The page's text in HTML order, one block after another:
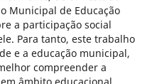
Municipal de Educação
a participação social
Para tanto, este trabalho
e a educação municipal,
compreender a